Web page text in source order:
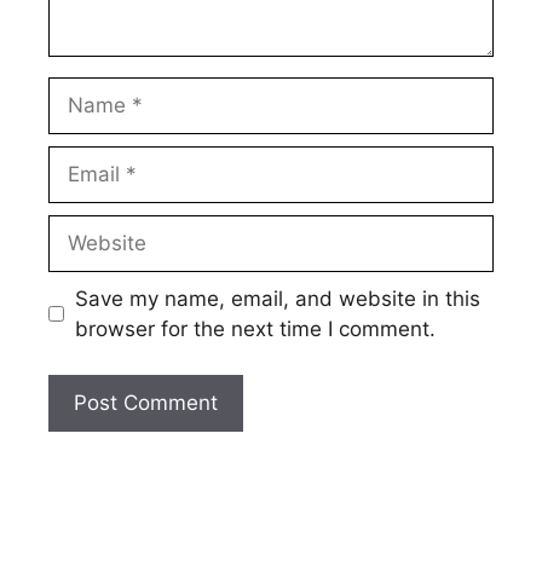
Save my name, email, and website in this
browser for the next time I comment.